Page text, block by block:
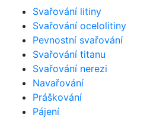
Svařování litiny
Svařování ocelolitiny
Pevnostní svařování
Svařování titanu
Svařování nerezi
Navařování
Práškování
Pájení